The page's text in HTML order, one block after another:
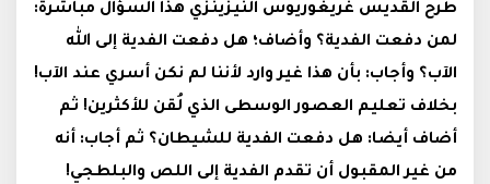
طرح القديس غريغوريوس النيزينزي هذا السؤال مباشرة:
لمن دفعت الفدية؟ وأضاف؛ هل دفعت الفدية إلى الله
الآب؟ وأجاب: بأن هذا غير وارد لأننا لم نكن أسري عند الآب!
بخلاف تعليم العصور الوسطى الذي لُقن للأكثرين! ثم
أضاف أيضا: هل دفعت الفدية للشيطان؟ ثم أجاب: أنه
من غير المقبول أن تقدم الفدية إلى اللص والبلطجي!